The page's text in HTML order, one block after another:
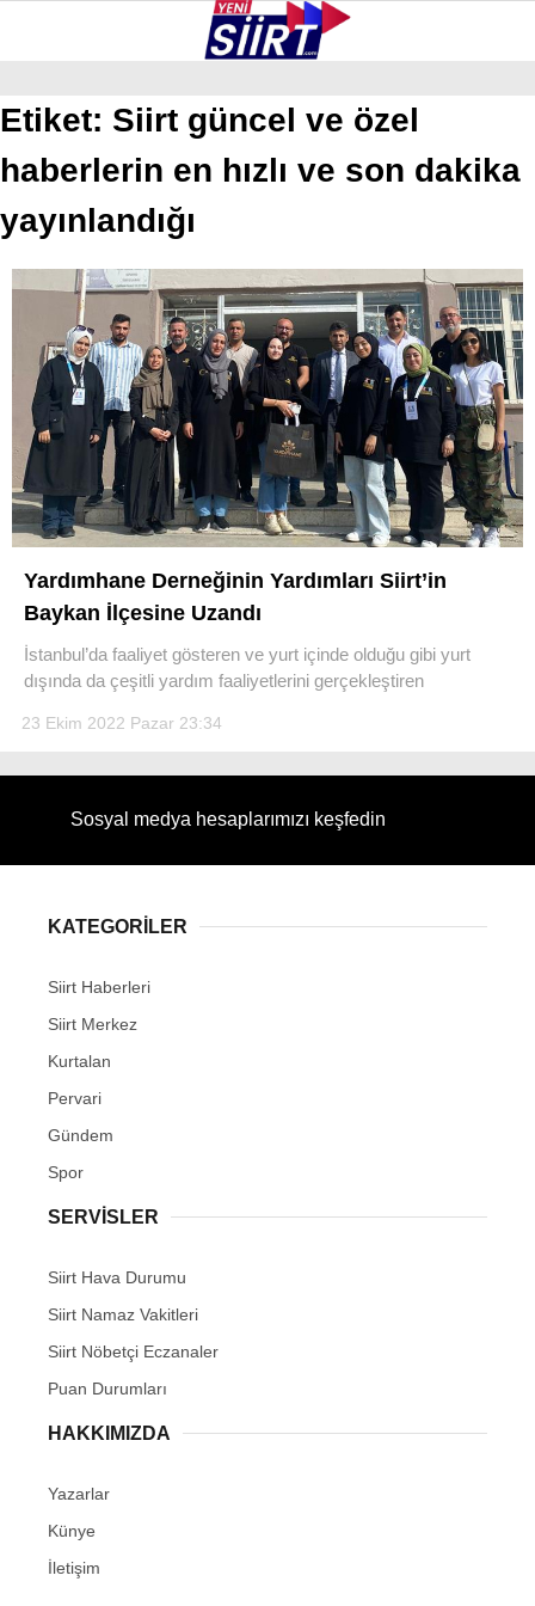
WhatsApp İhbar Hattı
GALERİ VİDEO YAZARLAR
ERUH
BAYKAN
PERVARI
ŞIRVAN
TILLO
GÜNDEM
NÖBETÇI ECZANELER
Etiket: Siirt güncel ve özel
haberlerin en hızlı ve son dakika
yayınlandığı
Yardımhane Derneğinin Yardımları Siirt’in
Baykan İlçesine Uzandı
İstanbul’da faaliyet gösteren ve yurt içinde olduğu gibi yurt
dışında da çeşitli yardım faaliyetlerini gerçekleştiren
23 Ekim 2022 Pazar 23:34
Sosyal medya hesaplarımızı keşfedin
KATEGORİLER
Siirt Haberleri
Siirt Merkez
Kurtalan
Pervari
Gündem
Spor
SERVİSLER
Siirt Hava Durumu
Siirt Namaz Vakitleri
Siirt Nöbetçi Eczanaler
Puan Durumları
HAKKIMIZDA
Yazarlar
Künye
İletişim